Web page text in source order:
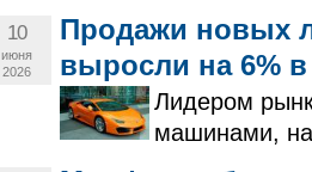
10
июня
2026
Продажи новых
выросли на 6%
Лидером
машинами,